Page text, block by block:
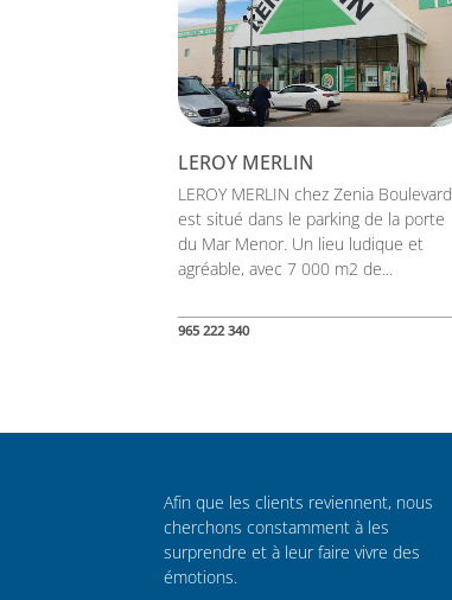
LEROY MERLIN
LEROY MERLIN chez Zenia Boulevard
est situé dans le parking de la porte
du Mar Menor. Un lieu ludique et
agréable, avec 7 000 m2 de...
965 222 340
Afin que les clients reviennent, nous
cherchons constamment à les
surprendre et à leur faire vivre des
émotions.